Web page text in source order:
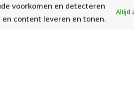
voorkomen en detecteren
content leveren en tonen.
Altijd
van dit woonkussen is het